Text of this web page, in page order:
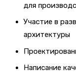
для
Участие в
архитектуры
Написание